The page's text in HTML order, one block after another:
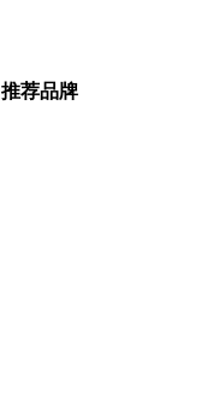
推荐品牌